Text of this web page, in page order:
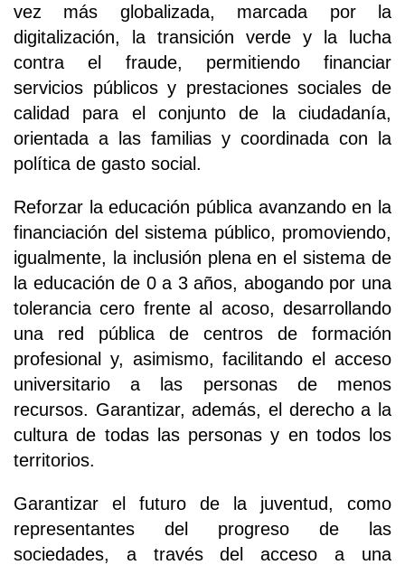
vez más globalizada, marcada por la
digitalización, la transición verde y la lucha
contra el fraude, permitiendo financiar
servicios públicos y prestaciones sociales de
calidad para el conjunto de la ciudadanía,
orientada a las familias y coordinada con la
política de gasto social.
Reforzar la educación pública avanzando en la
financiación del sistema público, promoviendo,
igualmente, la inclusión plena en el sistema de
la educación de 0 a 3 años, abogando por una
tolerancia cero frente al acoso, desarrollando
una red pública de centros de formación
profesional y, asimismo, facilitando el acceso
universitario a las personas de menos
recursos. Garantizar, además, el derecho a la
cultura de todas las personas y en todos los
territorios.
Garantizar el futuro de la juventud, como
representantes del progreso de las
sociedades, a través del acceso a una